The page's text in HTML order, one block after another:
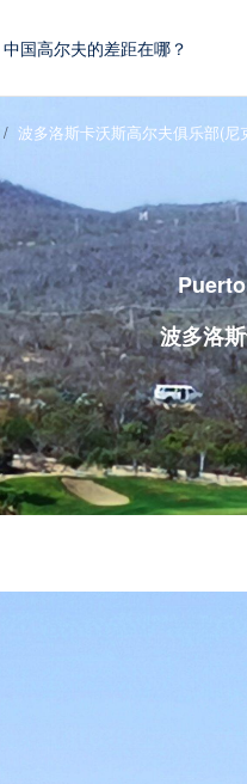
贯的50年蜕变
抗议的乌龙
量明星
波多洛斯卡沃斯高尔夫俱乐部(尼
波多洛